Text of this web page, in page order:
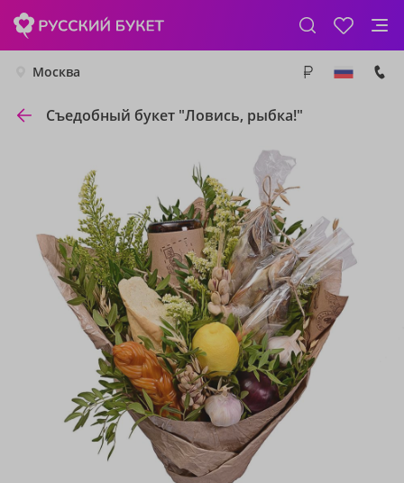
Москва
Съедобный букет "Ловись, рыбка!"